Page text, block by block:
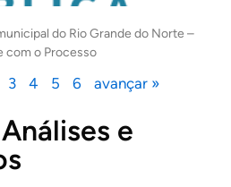
do Rio Grande do Norte –
com o Processo
3 4 5 6 avançar »
e